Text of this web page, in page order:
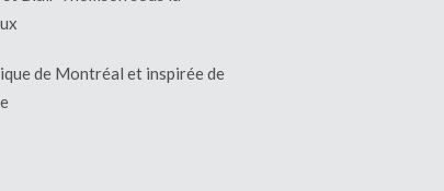
de Montréal et inspirée de